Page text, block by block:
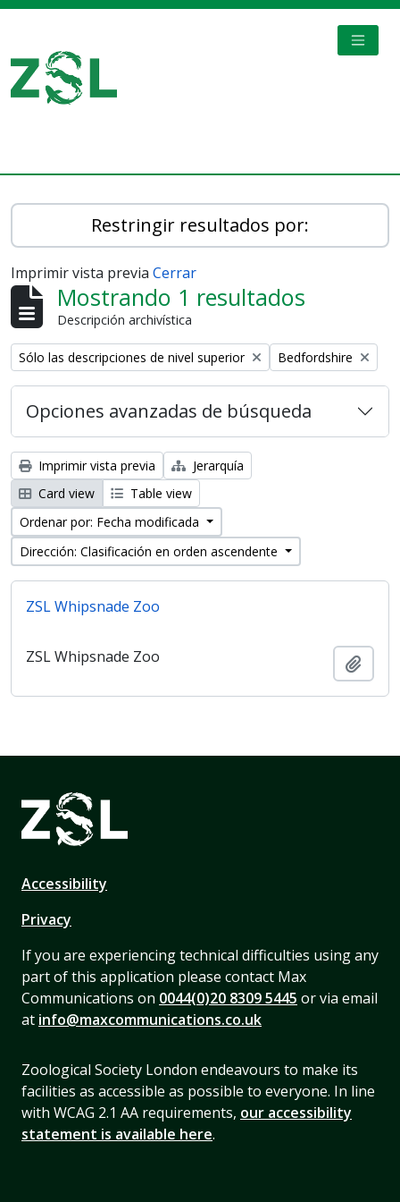
Restringir resultados por:
Imprimir vista previa Cerrar
Mostrando 1 resultados
Descripción archivística
Remove filter:
Sólo las descripciones de nivel superior Remove filter:
Bedfordshire
Opciones avanzadas de búsqueda
Imprimir vista previa
Jerarquía
Card view
Table view
Ordenar por: Fecha modificada
Dirección: Clasificación en orden ascendente
ZSL Whipsnade Zoo
ZSL Whipsnade Zoo
Accessibility
Privacy
If you are experiencing technical difficulties using any
part of this application please contact Max
Communications on 0044(0)20 8309 5445 or via email
at info@maxcommunications.co.uk
Zoological Society London endeavours to make its
facilities as accessible as possible to everyone. In line
with WCAG 2.1 AA requirements, our accessibility
statement is available here.